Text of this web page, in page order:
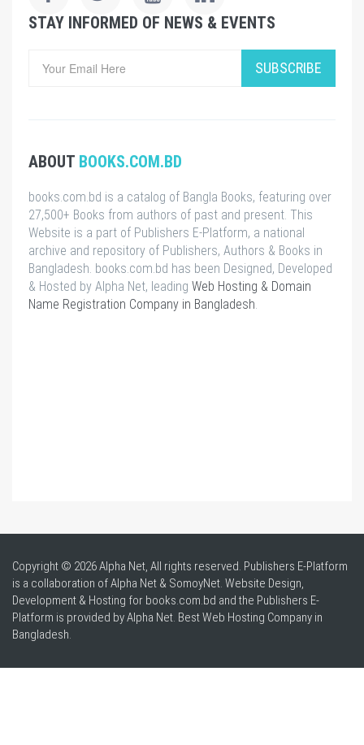
STAY INFORMED OF NEWS & EVENTS
SUBSCRIBE
ABOUT BOOKS.COM.BD
books.com.bd is a catalog of Bangla Books, featuring over
27,500+ Books from authors of past and present. This
Website is a part of Publishers E-Platform, a national
archive and repository of Publishers, Authors & Books in
Bangladesh. books.com.bd has been Designed, Developed
& Hosted by Alpha Net, leading Web Hosting & Domain
Name Registration Company in Bangladesh.
Copyright © 2026 Alpha Net, All rights reserved. Publishers E-Platform
is a collaboration of Alpha Net & SomoyNet. Website Design,
Development & Hosting for books.com.bd and the Publishers E-
Platform is provided by Alpha Net. BestWeb Hosting Company in
Bangladesh.